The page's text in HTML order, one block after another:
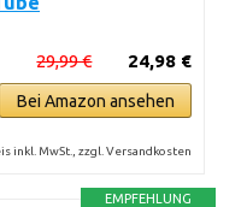
24,98 €
29,99 €
Bei Amazon ansehen
inkl. MwSt., zzgl. Versandkosten
EMPFEHLUNG